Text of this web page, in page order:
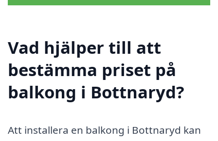
Vad hjälper till att
bestämma priset på
balkong i Bottnaryd?
Att installera en balkong i Bottnaryd kan